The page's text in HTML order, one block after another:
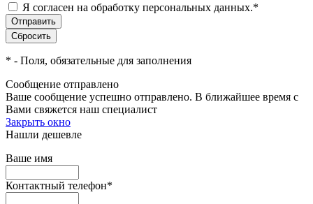
Я согласен на обработку персональных данных.*
* - Поля, обязательные для заполнения
Сообщение отправлено
Ваше сообщение успешно отправлено. В ближайшее время с
Вами свяжется наш специалист
Закрыть окно
Нашли дешевле
Ваше имя
Контактный телефон*